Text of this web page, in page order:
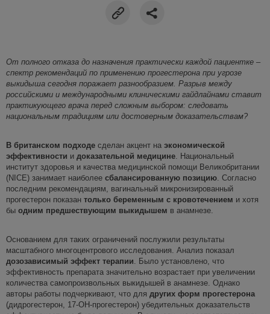
От полного отказа до назначения практически каждой пациентке –
спектр рекомендаций по применению прогестерона при угрозе
выкидыша сегодня поражает разнообразием. Разрыв между
российскими и международными клиническими гайдлайнами ставит
практикующего врача перед сложным выбором: следовать
национальным традициям или достоверным доказательствам?
В британском подходе сделан акцент на экономической
эффективности и доказательной медицине . Национальный
институт здоровья и качества медицинской помощи Великобритании
(NICE) занимает наиболее сбалансированную позицию . Согласно
последним рекомендациям, вагинальный микронизированный
прогестерон показан только беременным с кровотечением и хотя
бы одним предшествующим выкидышем в анамнезе.
Основанием для таких ограничений послужили результаты
масштабного многоцентрового исследования. Анализ показал
дозозависимый эффект терапии . Было установлено, что
эффективность препарата значительно возрастает при увеличении
количества самопроизвольных выкидышей в анамнезе. Однако
авторы работы подчеркивают, что для других форм прогестерона
(дидрогестерон, 17-ОН-прогестерон) убедительных доказательств